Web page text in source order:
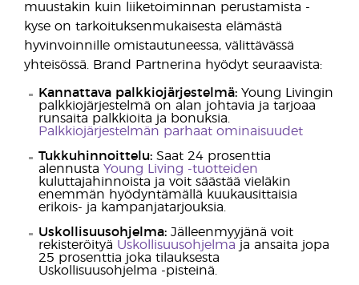
muustakin kuin liiketoiminnan perustamista -
kyse on tarkoituksenmukaisesta elämästä
hyvinvoinnille omistautuneessa, välittävässä
yhteisössä. Brand Partnerina hyödyt seuraavista:
Kannattava palkkiojärjestelmä: Young Livingin
palkkiojärjestelmä on alan johtavia ja tarjoaa
runsaita palkkioita ja bonuksia.
Palkkiojärjestelmän parhaat ominaisuudet
Tukkuhinnoittelu: Saat 24 prosenttia
alennusta Young Living -tuotteiden
kuluttajahinnoista ja voit säästää vieläkin
enemmän hyödyntämällä kuukausittaisia
erikois- ja kampanjatarjouksia.
Uskollisuusohjelma: Jälleenmyyjänä voit
rekisteröityä Uskollisuusohjelma ja ansaita jopa
25 prosenttia joka tilauksesta
Uskollisuusohjelma -pisteinä.